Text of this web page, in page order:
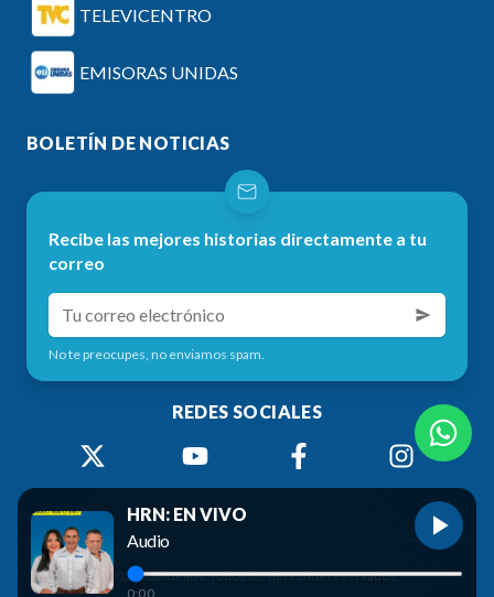
TELEVICENTRO
EMISORAS UNIDAS
BOLETÍN DE NOTICIAS
Recibe las mejores historias directamente a tu
correo
No te preocupes, no enviamos spam.
REDES SOCIALES
2026 Radio HRN. Todos los derechos reservados.
HRN: EN VIVO
Audio
0:00